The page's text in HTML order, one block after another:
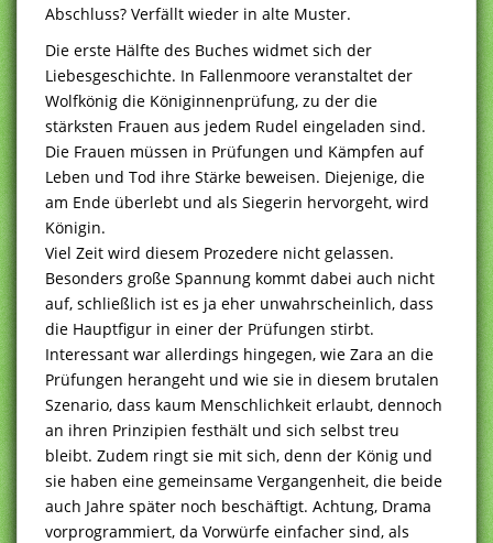
Abschluss? Verfällt wieder in alte Muster.
Die erste Hälfte des Buches widmet sich der
Liebesgeschichte. In Fallenmoore veranstaltet der
Wolfkönig die Königinnenprüfung, zu der die
stärksten Frauen aus jedem Rudel eingeladen sind.
Die Frauen müssen in Prüfungen und Kämpfen auf
Leben und Tod ihre Stärke beweisen. Diejenige, die
am Ende überlebt und als Siegerin hervorgeht, wird
Königin.
Viel Zeit wird diesem Prozedere nicht gelassen.
Besonders große Spannung kommt dabei auch nicht
auf, schließlich ist es ja eher unwahrscheinlich, dass
die Hauptfigur in einer der Prüfungen stirbt.
Interessant war allerdings hingegen, wie Zara an die
Prüfungen herangeht und wie sie in diesem brutalen
Szenario, dass kaum Menschlichkeit erlaubt, dennoch
an ihren Prinzipien festhält und sich selbst treu
bleibt. Zudem ringt sie mit sich, denn der König und
sie haben eine gemeinsame Vergangenheit, die beide
auch Jahre später noch beschäftigt. Achtung, Drama
vorprogrammiert, da Vorwürfe einfacher sind, als